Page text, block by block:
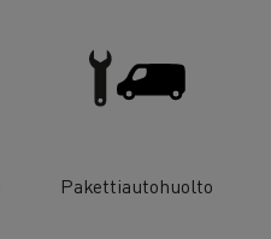
Pakettiautohuolto